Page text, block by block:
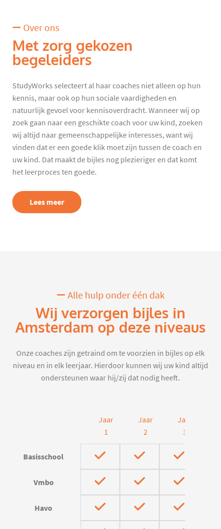
Over ons
Met zorg gekozen
begeleiders
StudyWorks selecteert al haar coaches niet alleen op hun
kennis, maar ook op hun sociale vaardigheden en
natuurlijk gevoel voor kennisoverdracht. Wanneer wij op
zoek gaan naar een geschikte coach voor uw kind, zoeken
wij altijd naar gemeenschappelijke interesses, want wij
vinden dat er een goede klik moet zijn tussen de coach en
uw kind. Dat maakt de bijles nog plezieriger en dat komt
het leerproces ten goede.
Lees meer
Alle hulp onder één dak
Wij verzorgen bijles in
Amsterdam op deze niveaus
Onze coaches zijn getraind om te voorzien in bijles op elk
niveau en in elk leerjaar. Hierdoor kunnen wij uw kind altijd
ondersteunen waar hij/zij dat nodig heeft.
Jaar
1
Jaar
2
Jaar
3
Basisschool
Vmbo
Havo